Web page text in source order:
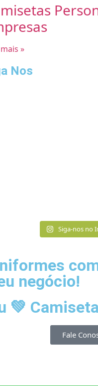
»
Nos
Siga-nos no
negócio!​
💚
Fale